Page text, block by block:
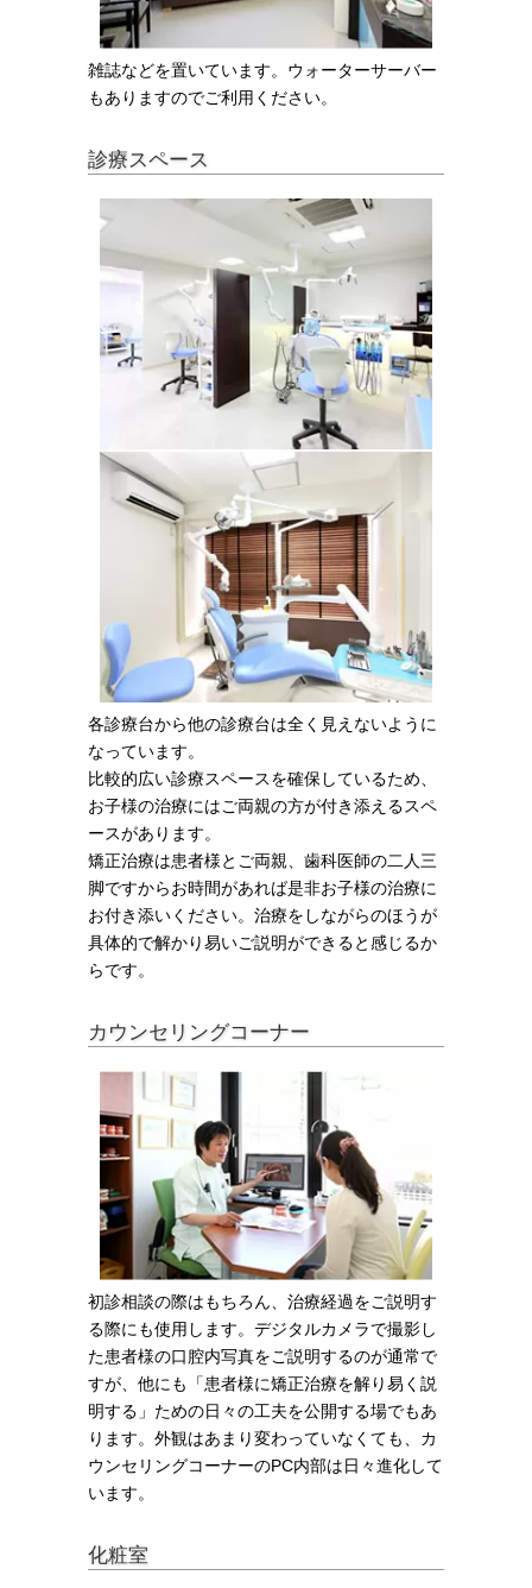
雑誌などを置いています。ウォーターサーバー
もありますのでご利用ください。
診療スペース
各診療台から他の診療台は全く見えないように
なっています。
比較的広い診療スペースを確保しているため、
お子様の治療にはご両親の方が付き添えるスペ
ースがあります。
矯正治療は患者様とご両親、歯科医師の二人三
脚ですからお時間があれば是非お子様の治療に
お付き添いください。治療をしながらのほうが
具体的で解かり易いご説明ができると感じるか
らです。
カウンセリングコーナー
初診相談の際はもちろん、治療経過をご説明す
る際にも使用します。デジタルカメラで撮影し
た患者様の口腔内写真をご説明するのが通常で
すが、他にも「患者様に矯正治療を解り易く説
明する」ための日々の工夫を公開する場でもあ
ります。外観はあまり変わっていなくても、カ
ウンセリングコーナーのPC内部は日々進化して
います。
化粧室